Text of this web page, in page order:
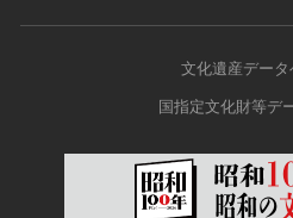
文化遺産データ
国指定文化財等デ